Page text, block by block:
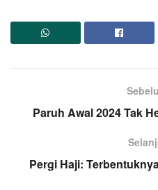
Paruh Awal 2024 Tak
Pergi Haji: